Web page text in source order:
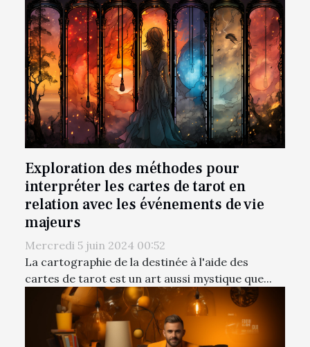
Exploration des méthodes pour
interpréter les cartes de tarot en
relation avec les événements de vie
majeurs
Mercredi 5 juin 2024 00:52
La cartographie de la destinée à l'aide des
cartes de tarot est un art aussi mystique que...